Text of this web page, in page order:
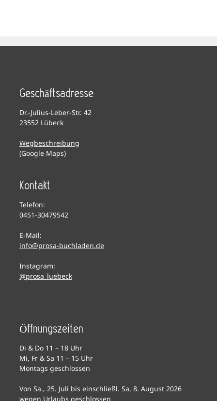
Geschäftsadresse
Dr.-Julius-Leber-Str. 42
23552 Lübeck
Wegbeschreibung
(Google Maps)
Kontakt
Telefon:
0451-30479542
E-Mail:
info@prosa-buchladen.de
Instagram:
@prosa_luebeck
Öffnungszeiten
Di & Do 11 – 18 Uhr
Mi, Fr & Sa 11 – 15 Uhr
Montags geschlossen
Von Sa., 25. Juli bis einschließl. Sa, 8. August 2026
wegen Urlaubs geschlossen